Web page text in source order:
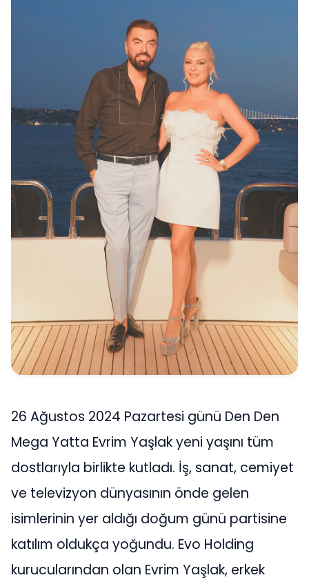
26 Ağustos 2024 Pazartesi günü Den Den
Mega Yatta Evrim Yaşlak yeni yaşını tüm
dostlarıyla birlikte kutladı. İş, sanat, cemiyet
ve televizyon dünyasının önde gelen
isimlerinin yer aldığı doğum günü partisine
katılım oldukça yoğundu. Evo Holding
kurucularından olan Evrim Yaşlak, erkek